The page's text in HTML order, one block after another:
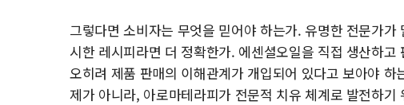
그렇다면 소비자는 무엇을 믿어야 하는가. 유명한 전문가
시한 레시피라면 더 정확한가. 에센셜오일을 직접 생산하
오히려 제품 판매의 이해관계가 개입되어 있다고 보아야
제가 아니라, 아로마테라피가 전문적 치유 체계로 발전하